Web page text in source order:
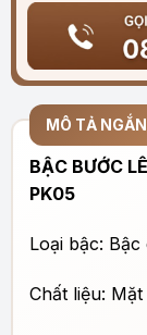
MÔ TẢ
BẬC BƯỚC
PK05
Loại bậc:
Chất liệu: